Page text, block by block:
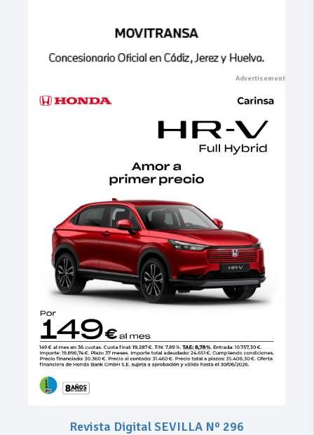
Revista Digital SEVILLA Nº 296